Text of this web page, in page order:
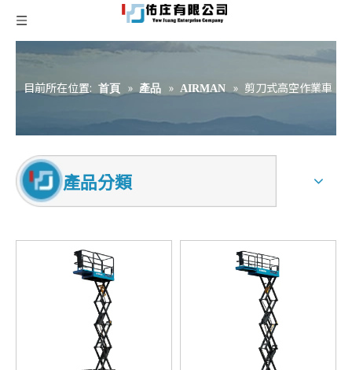
目前所在位置: 首頁 » 產品 » AIRMAN » 剪刀式高空作業車
產品分類